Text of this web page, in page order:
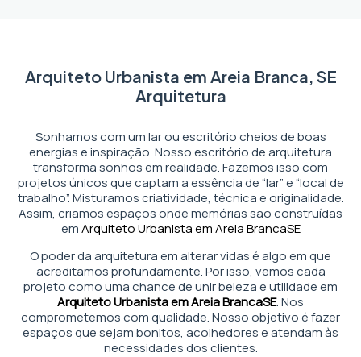
Arquiteto Urbanista em Areia Branca, SE
Arquitetura
Sonhamos com um lar ou escritório cheios de boas
energias e inspiração. Nosso escritório de arquitetura
transforma sonhos em realidade. Fazemos isso com
projetos únicos que captam a essência de “lar” e “local de
trabalho”. Misturamos criatividade, técnica e originalidade.
Assim, criamos espaços onde memórias são construídas
emArquiteto Urbanista em Areia BrancaSE
O poder da arquitetura em alterar vidas é algo em que
acreditamos profundamente. Por isso, vemos cada
projeto como uma chance de unir beleza e utilidade em
Arquiteto Urbanista em Areia BrancaSE. Nos
comprometemos com qualidade. Nosso objetivo é fazer
espaços que sejam bonitos, acolhedores e atendam às
necessidades dos clientes.